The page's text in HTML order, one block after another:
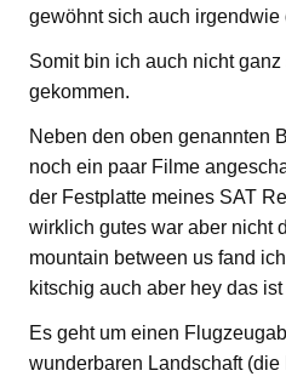
gewöhnt sich auch irgendwie
Somit bin ich auch nicht
gekommen.
Neben den oben genannten
noch ein paar Filme
der Festplatte meines SAT
wirklich gutes war aber nicht
mountain between us fand
kitschig auch aber hey das
Es geht um einen
wunderbaren Landschaft